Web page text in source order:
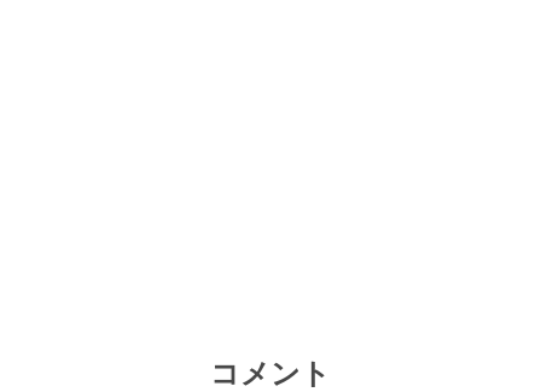
コメント